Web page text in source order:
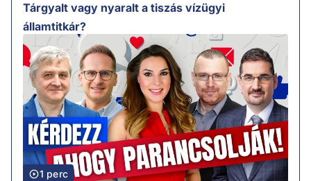
Tárgyalt vagy nyaralt a tiszás vízügyi
államtitkár?
1 perc